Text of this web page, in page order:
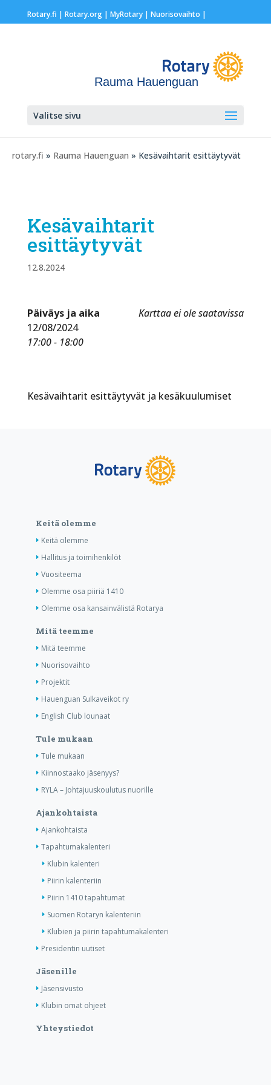
Rotary.fi | Rotary.org| MyRotary | Nuorisovaihto |
Rauma Hauenguan
Valitse sivu
rotary.fi » Rauma Hauenguan » Kesävaihtarit esittäytyvät
Kesävaihtarit
esittäytyvät
12.8.2024
Karttaa ei ole saatavissa
Päiväys ja aika
12/08/2024
17:00 - 18:00
Kesävaihtarit esittäytyvät ja kesäkuulumiset
Keitä olemme
Keitä olemme
Hallitus ja toimihenkilöt
Vuositeema
Olemme osa piiriä 1410
Olemme osa kansainvälistä Rotarya
Mitä teemme
Mitä teemme
Nuorisovaihto
Projektit
Hauenguan Sulkaveikot ry
English Club lounaat
Tule mukaan
Tule mukaan
Kiinnostaako jäsenyys?
RYLA – Johtajuuskoulutus nuorille
Ajankohtaista
Ajankohtaista
Tapahtumakalenteri
Klubin kalenteri
Piirin kalenteriin
Piirin 1410 tapahtumat
Suomen Rotaryn kalenteriin
Klubien ja piirin tapahtumakalenteri
Presidentin uutiset
Jäsenille
Jäsensivusto
Klubin omat ohjeet
Yhteystiedot